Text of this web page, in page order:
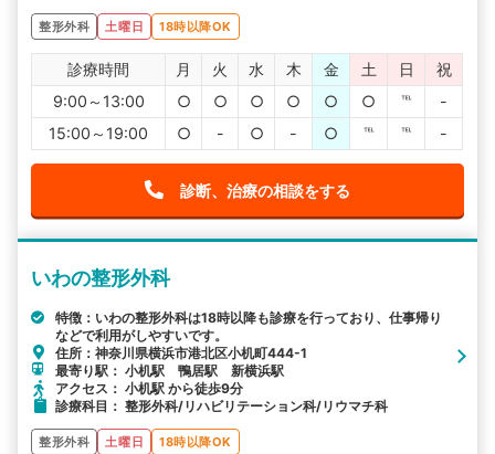
整形外科 土曜日 18時以降OK
診療時間 月 火 水 木 金 土 日
祝
9:00～13:00
○ ○ ○ ○ ○ ○ ℡
-
15:00～19:00
○ - ○ - ○ ℡ ℡ -
診断、治療の相談をする
いわの整形外科
特徴：いわの整形外科は18時以降も診療を行っており、仕事帰り
などで利用がしやすいです。
住所：神奈川県横浜市港北区小机町444-1
最寄り駅： 小机駅 鴨居駅 新横浜駅
アクセス： 小机駅 から徒歩9分
診療科目： 整形外科/リハビリテーション科/リウマチ科
整形外科 土曜日 18時以降OK